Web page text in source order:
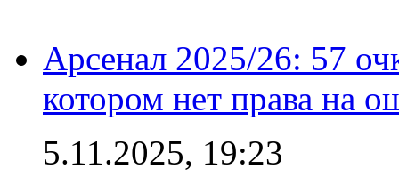
Арсенал 2025/26: 57
котором нет права на
5.11.2025, 19:23